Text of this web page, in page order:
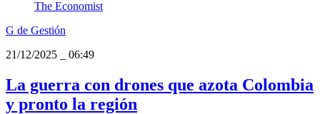
G de Gestión
21/12/2025
06:49
La guerra con drones que azota Colombia
y pronto la región